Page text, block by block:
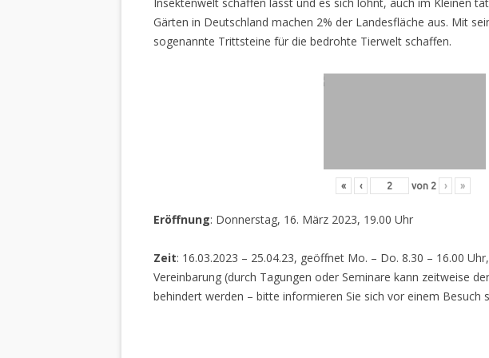
Insektenwelt schaffen lässt und es sich lohnt, auch im Kleinen
Gärten in Deutschland machen 2% der Landesfläche aus. Mit
sogenannte Trittsteine für die bedrohte Tierwelt schaffen.
« ‹ von 2 › »
Eröffnung: Donnerstag, 16. März 2023, 19.00 Uhr
Zeit: 16.03.2023 – 25.04.23, geöffnet Mo. – Do. 8.30 – 16.00
Vereinbarung (durch Tagungen oder Seminare kann zeitweise
behindert werden – bitte informieren Sie sich vor einem Besuch